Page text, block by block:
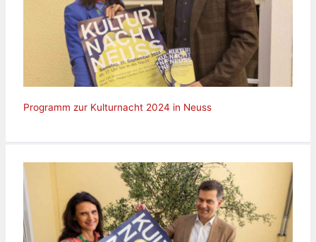
Programm zur Kulturnacht 2024 in Neuss